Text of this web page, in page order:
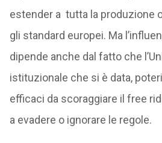
estender a tutta la produzione
gli standard europei. Ma
dipende anche dal fatto che
istituzionale che si è data,
efficaci da scoraggiare il free
a evadere o ignorare le regole.